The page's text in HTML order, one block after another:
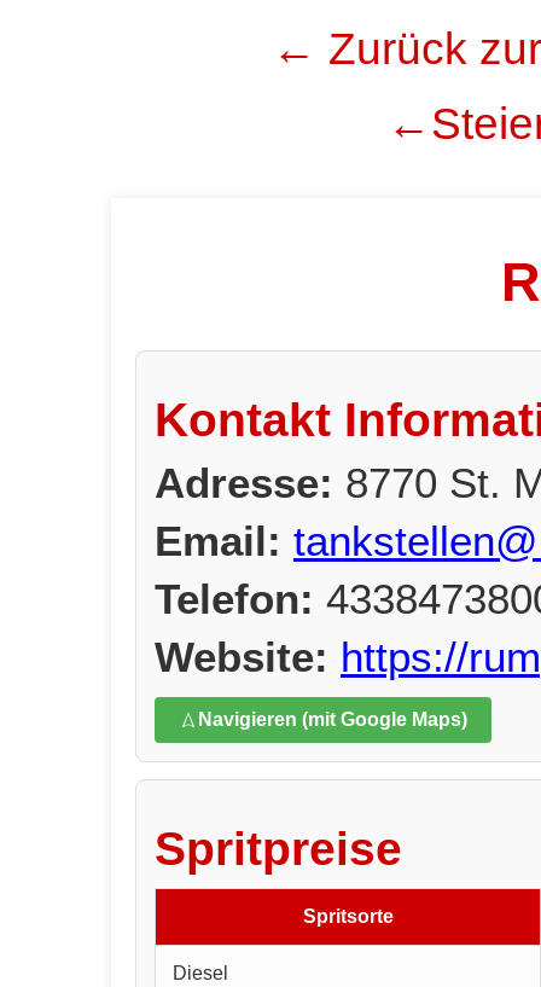
← Zurück
Kontakt
Adresse: 8770 St.
Email:
Telefon:
Website: https://
Navigieren (mit Google Maps)
Spritpreise
Spritsorte
Diesel